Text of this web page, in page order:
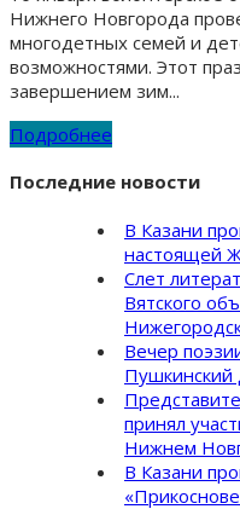
Нижнего Новгорода
многодетных семей и
возможностями. Этот
завершением зим...
Подробнее
Последние новости
В Казани
настоящей
Слет
Вятского
Вечер
Пушкинский
принял
Нижнем
В Казани